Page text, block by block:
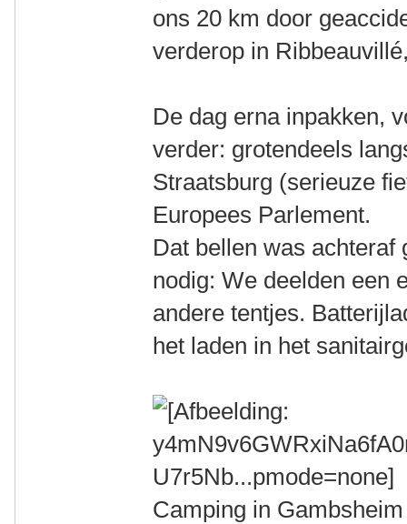
ons 20 km door
verderop in
De dag erna inpakken,
verder: grotendeels
Straatsburg (serieuze
Europees Parlement.
Dat bellen was achteraf
nodig: We deelden een
andere tentjes.
het laden in het
Camping in Gambsheim